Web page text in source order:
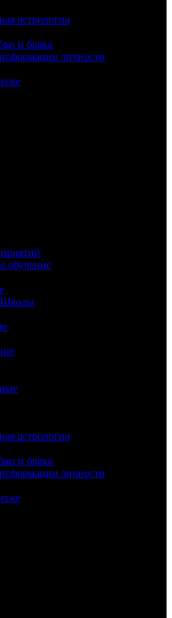
астрология
и брака
личности
обучение
Школы
астрология
и брака
личности